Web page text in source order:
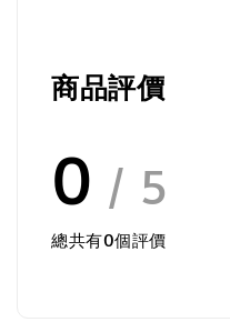
商品評價
0 / 5
總共有0個評價